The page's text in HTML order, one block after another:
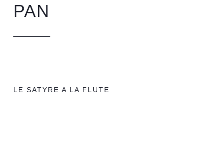
PAN
LE SATYRE A LA FLUTE